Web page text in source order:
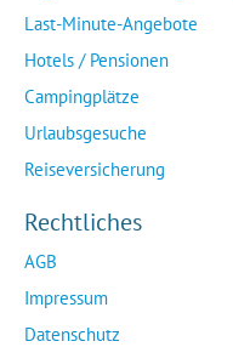
Last-Minute-Angebote
Hotels / Pensionen
Campingplätze
Urlaubsgesuche
Reiseversicherung
Rechtliches
AGB
Impressum
Datenschutz